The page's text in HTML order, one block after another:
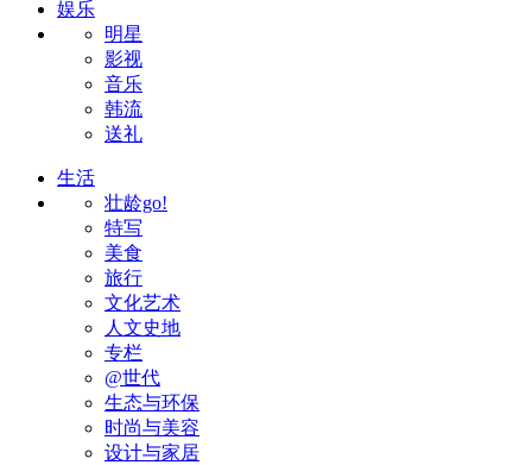
娱乐
明星
影视
音乐
韩流
送礼
生活
壮龄go!
特写
美食
旅行
文化艺术
人文史地
专栏
@世代
生态与环保
时尚与美容
设计与家居